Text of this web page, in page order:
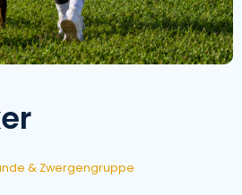
& Zwergengruppe